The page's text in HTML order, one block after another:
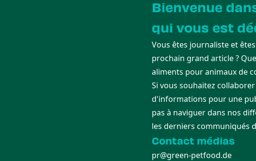
Bienvenue
qui vous est
Vous êtes journaliste et
prochain grand article ?
aliments pour animaux de
Si vous souhaitez
d'informations pour une
pas à naviguer dans nos
les derniers communiqués
Contact médias
pr@green-petfood.de